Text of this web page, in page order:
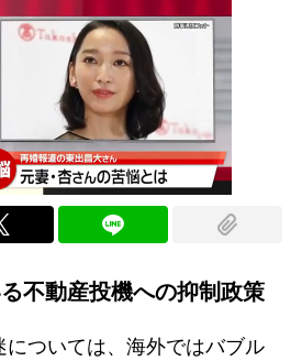
不動産投機への抑制政策
ついては、海外ではバブル